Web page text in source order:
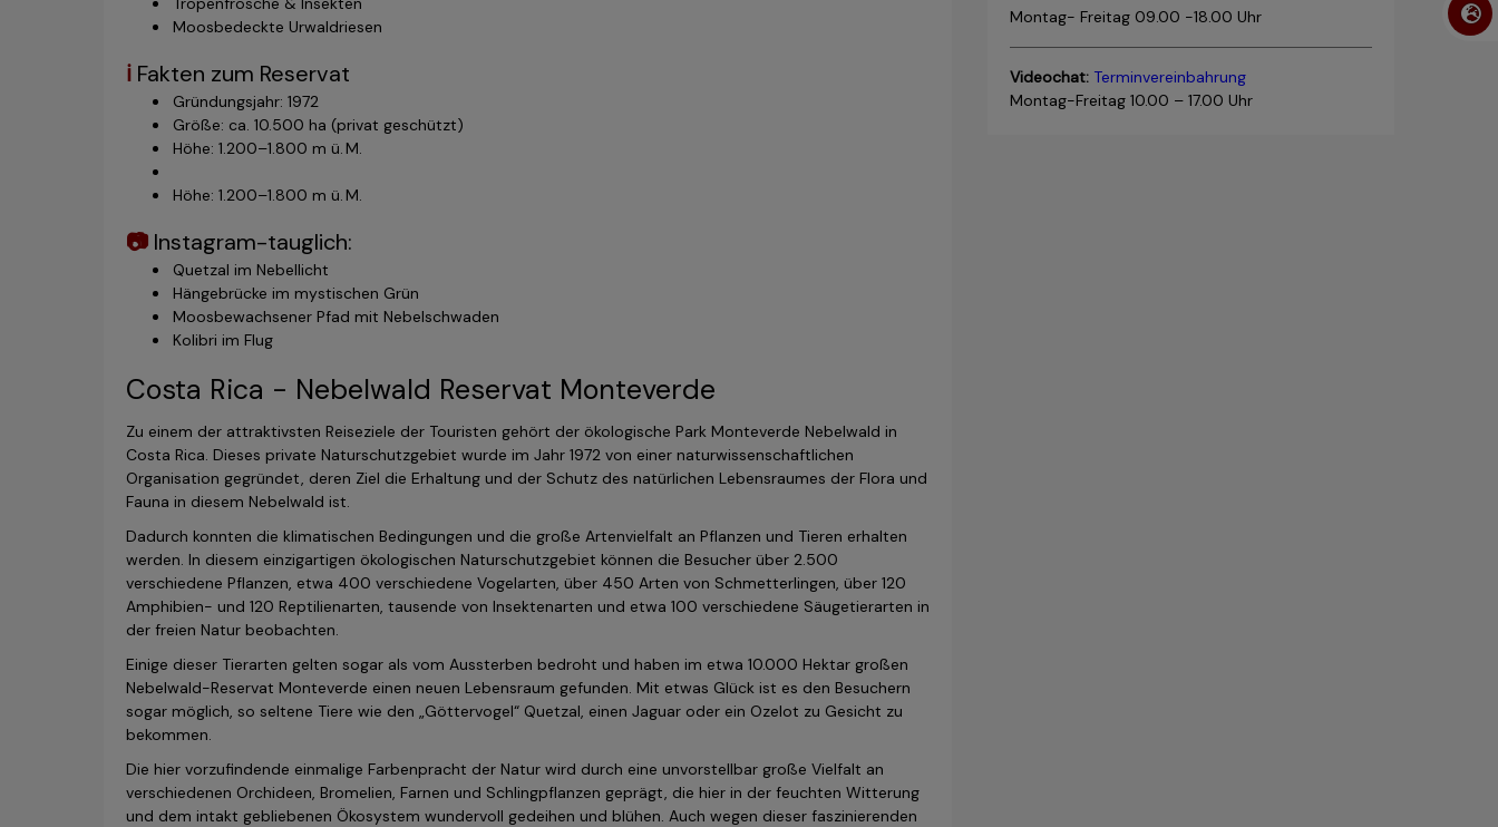
Moosbedeckte Urwaldriesen
ℹ️ Fakten zum Reservat
Gründungsjahr: 1972
Größe: ca. 10.500 ha (privat geschützt)
Höhe: 1.200–1.800 m ü. M.
Höhe: 1.200–1.800 m ü. M.
📷 Instagram-tauglich:
Quetzal im Nebellicht
Hängebrücke im mystischen Grün
Moosbewachsener Pfad mit Nebelschwaden
Kolibri im Flug
Costa Rica - Nebelwald Reservat Monteverde
Zu einem der attraktivsten Reiseziele der Touristen gehört der ökologische Park Monteverde Nebelwald in
Costa Rica. Dieses private Naturschutzgebiet wurde im Jahr 1972 von einer naturwissenschaftlichen
Organisation gegründet, deren Ziel die Erhaltung und der Schutz des natürlichen Lebensraumes der Flora und
Fauna in diesem Nebelwald ist.
Dadurch konnten die klimatischen Bedingungen und die große Artenvielfalt an Pflanzen und Tieren erhalten
werden. In diesem einzigartigen ökologischen Naturschutzgebiet können die Besucher über 2.500
verschiedene Pflanzen, etwa 400 verschiedene Vogelarten, über 450 Arten von Schmetterlingen, über 120
Amphibien- und 120 Reptilienarten, tausende von Insektenarten und etwa 100 verschiedene Säugetierarten in
der freien Natur beobachten.
Einige dieser Tierarten gelten sogar als vom Aussterben bedroht und haben im etwa 10.000 Hektar großen
Nebelwald-Reservat Monteverde einen neuen Lebensraum gefunden. Mit etwas Glück ist es den Besuchern
sogar möglich, so seltene Tiere wie den „Göttervogel“ Quetzal, einen Jaguar oder ein Ozelot zu Gesicht zu
bekommen.
Die hier vorzufindende einmalige Farbenpracht der Natur wird durch eine unvorstellbar große Vielfalt an
verschiedenen Orchideen, Bromelien, Farnen und Schlingpflanzen geprägt, die hier in der feuchten Witterung
und dem intakt gebliebenen Ökosystem wundervoll gedeihen und blühen. Auch wegen dieser faszinierenden
Montag- Freitag 09.00 -18.00 Uhr
Videochat: Terminvereinbahrung
Montag-Freitag 10.00 – 17.00 Uhr